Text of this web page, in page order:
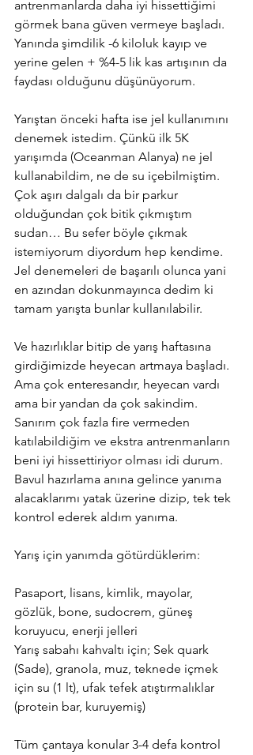
antrenmanlarda daha iyi hissettiğimi
görmek bana güven vermeye başladı.
Yanında şimdilik -6 kiloluk kayıp ve
yerine gelen + %4-5 lik kas artışının da
faydası olduğunu düşünüyorum.
Yarıştan önceki hafta ise jel kullanımını
denemek istedim. Çünkü ilk 5K
yarışımda (Oceanman Alanya) ne jel
kullanabildim, ne de su içebilmiştim.
Çok aşırı dalgalı da bir parkur
olduğundan çok bitik çıkmıştım
sudan… Bu sefer böyle çıkmak
istemiyorum diyordum hep kendime.
Jel denemeleri de başarılı olunca yani
en azından dokunmayınca dedim ki
tamam yarışta bunlar kullanılabilir.
Ve hazırlıklar bitip de yarış haftasına
girdiğimizde heyecan artmaya başladı.
Ama çok enteresandır, heyecan vardı
ama bir yandan da çok sakindim.
Sanırım çok fazla fire vermeden
katılabildiğim ve ekstra antrenmanların
beni iyi hissettiriyor olması idi durum.
Bavul hazırlama anına gelince yanıma
alacaklarımı yatak üzerine dizip, tek tek
kontrol ederek aldım yanıma.
Yarış için yanımda götürdüklerim:
Pasaport, lisans, kimlik, mayolar,
gözlük, bone, sudocrem, güneş
koruyucu, enerji jelleri
Yarış sabahı kahvaltı için; Sek quark
(Sade), granola, muz, teknede içmek
için su (1 lt), ufak tefek atıştırmalıklar
(protein bar, kuruyemiş)
Tüm çantaya konular 3-4 defa kontrol